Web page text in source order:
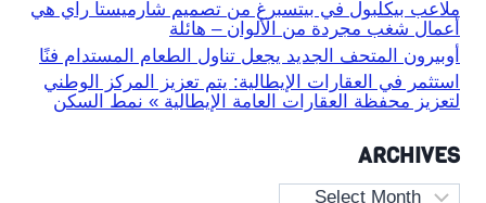
ملاعب بيكلبول في بيتسبرغ من تصميم شارميستا راي هي
أعمال شغب مجردة من الألوان – هائلة
أوبيرون المتحف الجديد يجعل تناول الطعام المستدام فنًا
استثمر في العقارات الإيطالية: يتم تعزيز المركز الوطني
لتعزيز محفظة العقارات العامة الإيطالية » نمط السكن
ARCHIVES
Archives